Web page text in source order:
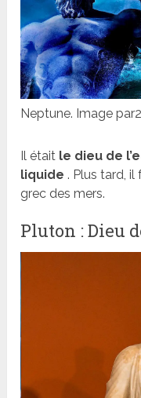
Neptune. Image
Il était le dieu de
liquide . Plus tard, il
grec des mers.
Pluton : Dieu